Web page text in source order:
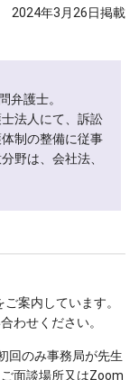
2024年3月26日掲載
弁護士。
法人にて、訴訟
制の整備に従事
野は、会社法、
案内しています。
わせください。
回のみ事務局が先生
面談場所又はZoom